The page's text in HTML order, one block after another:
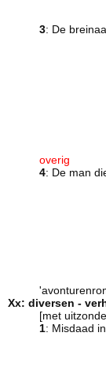
3: De
overig
4: De man
Xx: diversen -
[met
1: Misdaad